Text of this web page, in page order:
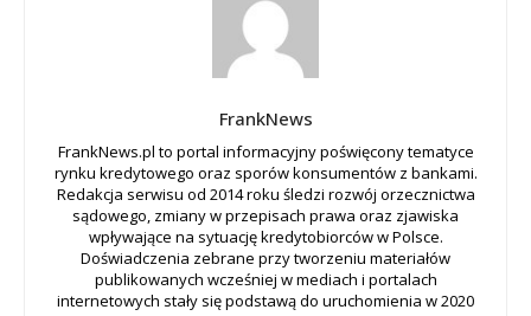
FrankNews
FrankNews.pl to portal informacyjny poświęcony tematyce
rynku kredytowego oraz sporów konsumentów z bankami.
Redakcja serwisu od 2014 roku śledzi rozwój orzecznictwa
sądowego, zmiany w przepisach prawa oraz zjawiska
wpływające na sytuację kredytobiorców w Polsce.
Doświadczenia zebrane przy tworzeniu materiałów
publikowanych wcześniej w mediach i portalach
internetowych stały się podstawą do uruchomienia w 2020